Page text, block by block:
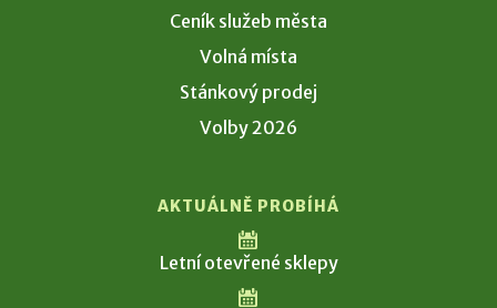
Ceník služeb města
Volná místa
Stánkový prodej
Volby 2026
AKTUÁLNĚ PROBÍHÁ
Letní otevřené sklepy